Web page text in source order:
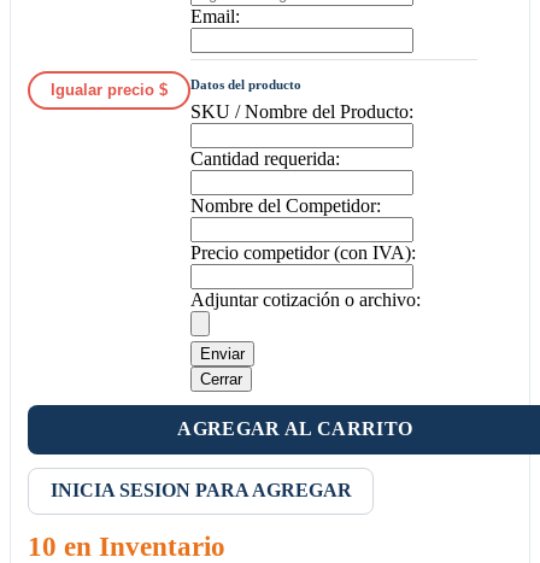
Igualar precio $
Email:
Datos del producto
SKU / Nombre del Producto:
Cantidad requerida:
Nombre del Competidor:
Precio competidor (con IVA):
Adjuntar cotización o archivo:
Enviar
Cerrar
AGREGAR AL CARRITO
INICIA SESION PARA AGREGAR
10 en Inventario